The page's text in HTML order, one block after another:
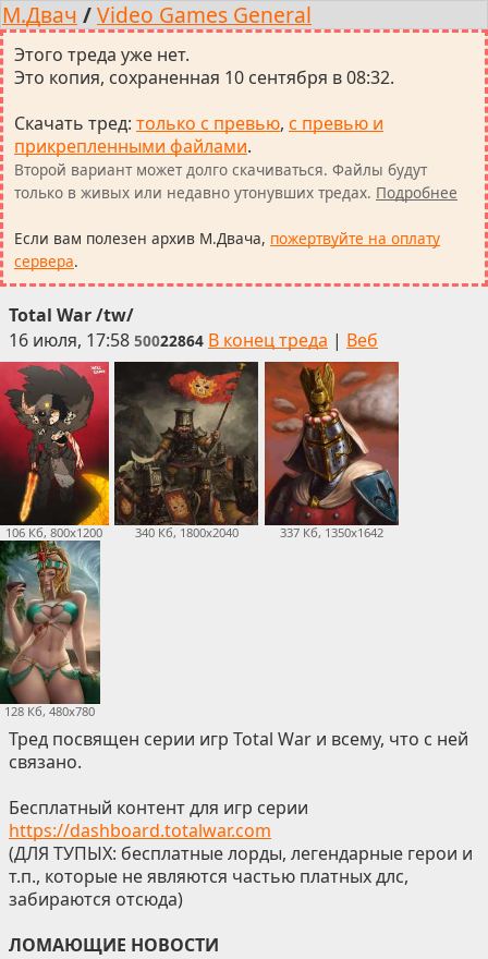
М.Двач /Video Games General
Этого треда уже нет.
Это копия, сохраненная 10 сентября в 08:32.
Скачать тред: только с превью, с превью и
прикрепленными файлами.
Второй вариант может долго скачиваться. Файлы будут
только в живых или недавно утонувших тредах. Подробнее
Если вам полезен архив М.Двача, пожертвуйте на оплату
сервера.
Total War /tw/
16 июля, 17:58 50022864 В конец треда | Веб
106 Кб, 800x1200 340 Кб, 1800x2040 337 Кб, 1350x1642
128 Кб, 480x780
Тред посвящен серии игр Total War и всему, что с ней
связано.
Бесплатный контент для игр серии
https://dashboard.totalwar.com
(ДЛЯ ТУПЫХ: бесплатные лорды, легендарные герои и
т.п., которые не являются частью платных длс,
забираются отсюда)
ЛОМАЮЩИЕ НОВОСТИ